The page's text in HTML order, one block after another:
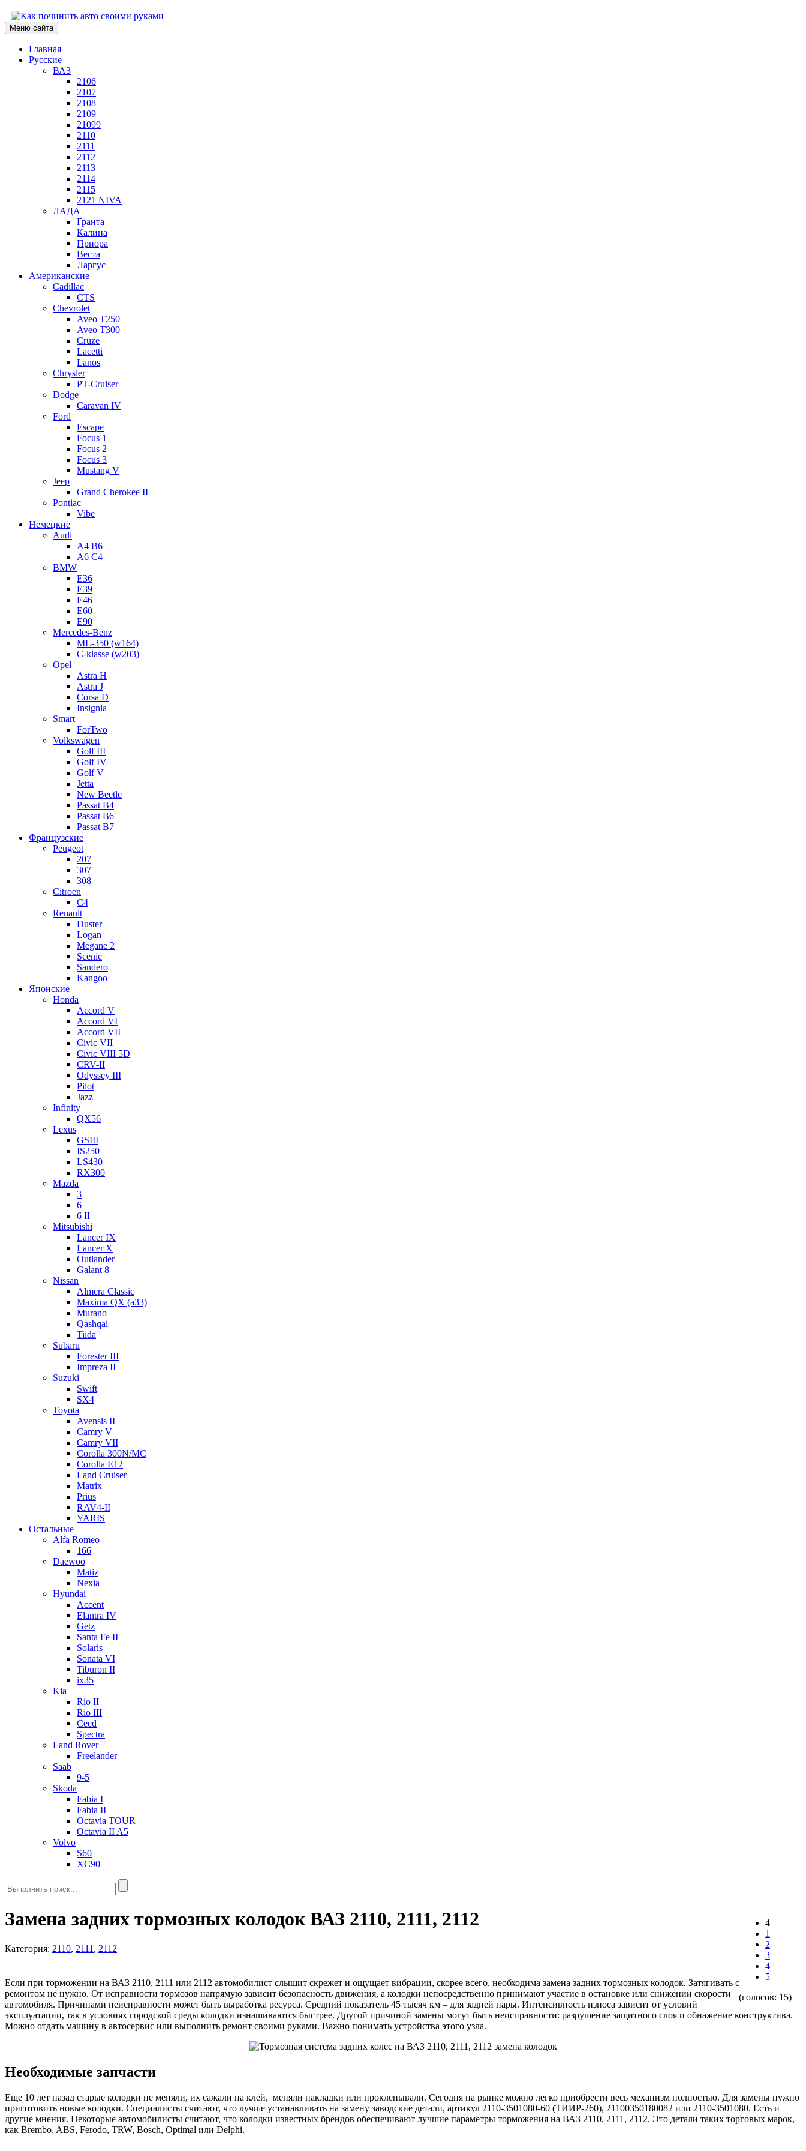
Меню сайта
Главная
Русские
ВАЗ
2106
2107
2108
2109
21099
2110
2111
2112
2113
2114
2115
2121 NIVA
ЛАДА
Гранта
Калина
Приора
Веста
Ларгус
Американские
Cadillac
CTS
Chevrolet
Aveo Т250
Aveo T300
Cruze
Lacetti
Lanos
Chrysler
PT-Cruiser
Dodge
Caravan IV
Ford
Escape
Focus 1
Focus 2
Focus 3
Mustang V
Jeep
Grand Cherokee II
Pontiac
Vibe
Немецкие
Audi
A4 B6
A6 C4
BMW
E36
E39
E46
E60
E90
Mercedes-Benz
ML-350 (w164)
C-klasse (w203)
Opel
Astra H
Astra J
Corsa D
Insignia
Smart
ForTwo
Volkswagen
Golf III
Golf IV
Golf V
Jetta
New Beetle
Passat B4
Passat B6
Passat B7
Французские
Peugeot
207
307
308
Citroen
C4
Renault
Duster
Logan
Megane 2
Scenic
Sandero
Kangoo
Японские
Honda
Accord V
Accord VI
Accord VII
Civic VII
Civic VIII 5D
CRV-II
Odyssey III
Pilot
Jazz
Infinity
QX56
Lexus
GSIII
IS250
LS430
RX300
Mazda
3
6
6 II
Mitsubishi
Lancer IX
Lancer X
Outlander
Galant 8
Nissan
Almera Classic
Maxima QX (a33)
Murano
Qashqai
Tiida
Subaru
Forester III
Impreza II
Suzuki
Swift
SX4
Toyota
Avensis II
Camry V
Camry VII
Corolla 300N/MC
Corolla E12
Land Cruiser
Matrix
Prius
RAV4-II
YARIS
Остальные
Alfa Romeo
166
Daewoo
Matiz
Nexia
Hyundai
Accent
Elantra IV
Getz
Santa Fe II
Solaris
Sonata VI
Tiburon II
ix35
Kia
Rio II
Rio III
Ceed
Spectra
Land Rover
Freelander
Saab
9-5
Skoda
Fabia I
Fabia II
Octavia TOUR
Octavia II A5
Volvo
S60
XC90
4
1
2
3
4
5
(голосов: 15)
Замена задних тормозных колодок ВАЗ 2110, 2111, 2112
Категория: 2110, 2111 , 2112
Если при торможении на ВАЗ 2110, 2111 или 2112 автомобилист слышит скрежет и ощущает вибрации, скорее всего, необходима замена задних тормозных колодок. Затягивать с
ремонтом не нужно. От исправности тормозов напрямую зависит безопасность движения, а колодки непосредственно принимают участие в остановке или снижении скорости
автомобиля. Причинами неисправности может быть выработка ресурса. Средний показатель 45 тысяч км – для задней пары. Интенсивность износа зависит от условий
эксплуатации, так в условиях городской среды колодки изнашиваются быстрее. Другой причиной замены могут быть неисправности: разрушение защитного слоя и обнажение конструктива.
Можно отдать машину в автосервис или выполнить ремонт своими руками. Важно понимать устройства этого узла.
Необходимые запчасти
Еще 10 лет назад старые колодки не меняли, их сажали на клей, меняли накладки или проклепывали. Сегодня на рынке можно легко приобрести весь механизм полностью. Для замены нужно
приготовить новые колодки. Специалисты считают, что лучше устанавливать на замену заводские детали, артикул 2110-3501080-60 (ТИИР-260), 21100350180082 или 2110-3501080. Есть и
другие мнения. Некоторые автомобилисты считают, что колодки известных брендов обеспечивают лучшие параметры торможения на ВАЗ 2110, 2111, 2112. Это детали таких торговых марок,
как Brembo, ABS, Ferodo, TRW, Bosch, Optimal или Delphi.